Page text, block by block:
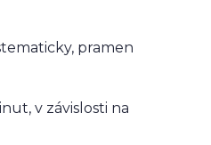
pramen
v závislosti na